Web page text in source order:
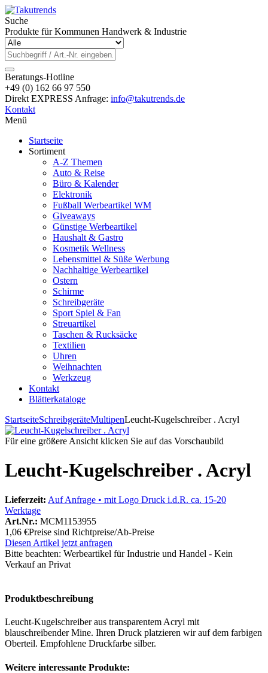
Suche
Produkte für Kommunen Handwerk & Industrie
Beratungs-Hotline
+49 (0) 162 66 97 550
Direkt EXPRESS Anfrage: info@takutrends.de
Kontakt
Menü
Startseite
Sortiment
A-Z Themen
Auto & Reise
Büro & Kalender
Elektronik
Fußball Werbeartikel WM
Giveaways
Günstige Werbeartikel
Haushalt & Gastro
Kosmetik Wellness
Lebensmittel & Süße Werbung
Nachhaltige Werbeartikel
Ostern
Schirme
Schreibgeräte
Sport Spiel & Fan
Streuartikel
Taschen & Rucksäcke
Textilien
Uhren
Weihnachten
Werkzeug
Kontakt
Blätterkataloge
StartseiteSchreibgeräteMultipenLeucht-Kugelschreiber . Acryl
Für eine größere Ansicht klicken Sie auf das Vorschaubild
Leucht-Kugelschreiber . Acryl
Lieferzeit: Auf Anfrage • mit Logo Druck i.d.R. ca. 15-20
Werktage
Art.Nr.: MCM1153955
1,06 €Preise sind Richtpreise/Ab-Preise
Diesen Artikel jetzt anfragen
Bitte beachten: Werbeartikel für Industrie und Handel - Kein
Verkauf an Privat
Produktbeschreibung
Leucht-Kugelschreiber aus transparentem Acryl mit
blauschreibender Mine. Ihren Druck platzieren wir auf dem farbigen
Oberteil. Empfohlene Druckfarbe silber.
Weitere interessante Produkte: